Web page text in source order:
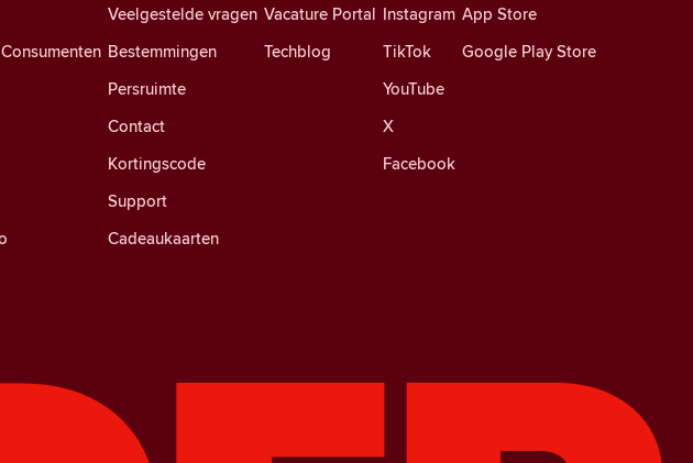
Instagram
TikTok
YouTube
X
Facebook
Vacature Portal
Techblog
Veelgestelde vragen
Bestemmingen
Persruimte
Contact
Kortingscode
Support
Cadeaukaarten
App Store
Google Play Store